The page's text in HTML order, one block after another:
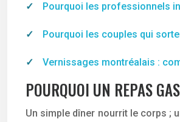
Pourquoi les professionnels
Pourquoi les couples qui
Vernissages montréalais :
POURQUOI UN REPAS
Un simple dîner nourrit le corps ;